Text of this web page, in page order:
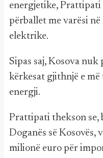
energjetike, Prattipati
përballet me varësi
elektrike.
Sipas saj, Kosova
kërkesat gjithnjë e
energji.
Prattipati thekson se,
Doganës së Kosovës,
milionë euro për